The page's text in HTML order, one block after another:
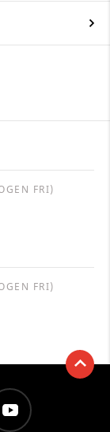
FRI)
FRI)